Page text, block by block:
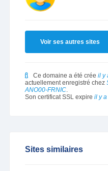
Voir ses autres sites
Ce domaine a été crée il y
actuellement enregistré chez
ANO00-FRNIC.
Son certificat SSL expire il y
Sites similaires